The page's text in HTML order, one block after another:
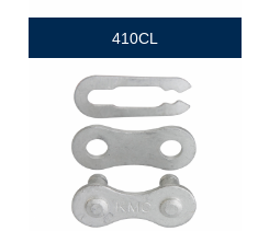
410CL